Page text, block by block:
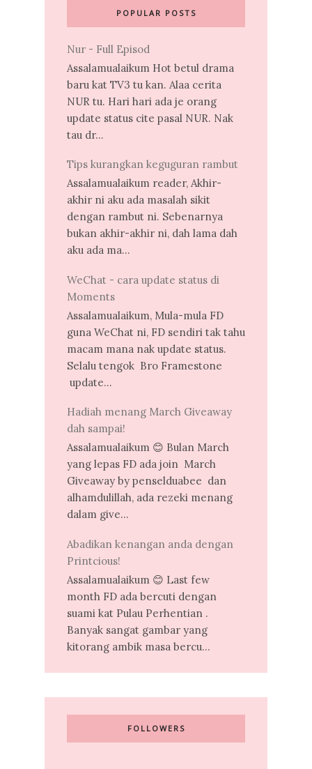
POPULAR POSTS
Nur - Full Episod
Assalamualaikum Hot betul drama
baru kat TV3 tu kan. Alaa cerita
NUR tu. Hari hari ada je orang
update status cite pasal NUR. Nak
tau dr...
Tips kurangkan keguguran rambut
Assalamualaikum reader, Akhir-
akhir ni aku ada masalah sikit
dengan rambut ni. Sebenarnya
bukan akhir-akhir ni, dah lama dah
aku ada ma...
WeChat - cara update status di
Moments
Assalamualaikum, Mula-mula FD
guna WeChat ni, FD sendiri tak tahu
macam mana nak update status.
Selalu tengok Bro Framestone
update...
Hadiah menang March Giveaway
dah sampai!
Assalamualaikum 😊 Bulan March
yang lepas FD ada join March
Giveaway by penselduabee dan
alhamdulillah, ada rezeki menang
dalam give...
Abadikan kenangan anda dengan
Printcious!
Assalamualaikum 😊 Last few
month FD ada bercuti dengan
suami kat Pulau Perhentian .
Banyak sangat gambar yang
kitorang ambik masa bercu...
FOLLOWERS